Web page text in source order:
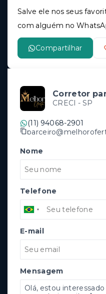
Salve ele nos seus
com alguém no
Compartilhar
Corretor
CRECI - SP
(11) 94068-2901
Nome
Telefone
E-mail
Mensagem